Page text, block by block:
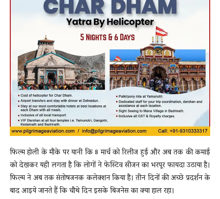
फिल्म होली के मौके पर यानी कि 8 मार्च को रिलीज हुई और अब तक की कमाई
को देखकर यही लगता है कि लोगों ने फेस्टिव सीजन का भरपूर फायदा उठाया है।
फिल्म ने अब तक संतोषजनक कलेक्शन किया है। तीन दिनों की अच्छे प्रदर्शन के
बाद आइये जानते हैं कि चौथे दिन इसके बिजनेस का क्या हाल रहा।